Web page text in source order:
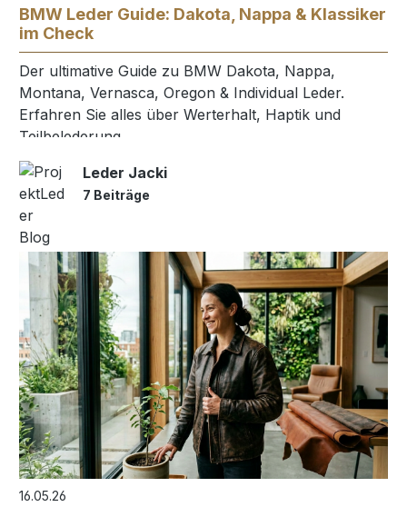
BMW Leder Guide: Dakota, Nappa & Klassiker
im Check
Der ultimative Guide zu BMW Dakota, Nappa,
Montana, Vernasca, Oregon & Individual Leder.
Erfahren Sie alles über Werterhalt, Haptik und
Teilbelederung.
Leder Jacki
7 Beiträge
16.05.26